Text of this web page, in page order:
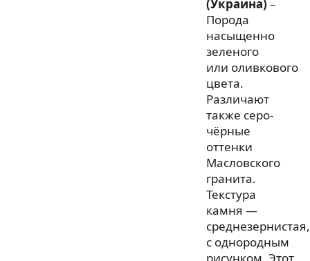
(Украина) –
Порода
насыщенно
зеленого
или оливкового
цвета.
Различают
также серо-
чёрные
оттенки
Масловского
гранита.
Текстура
камня —
среднезернистая,
с однородным